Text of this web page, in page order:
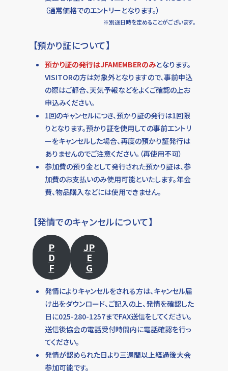
（通常価格でのエントリーとなります。）
※別途日時を定めることがございます。
【預かり証について】
預かり証の発行はJFAMEMBERのみとなります。
VISITORの方は対象外となりますので、事前申込
の際はご都合、天気予報などをよくご確認の上お
申込みください。
1回のキャンセルにつき、預かり証の発行は1回限
りとなります。預かり証を使用しての事前エントリ
ーをキャンセルした場合、再度の預かり証発行は
ありませんのでご注意ください。（再使用不可）
参加費の預り金として発行された預かり証は、参
加費のお支払いのみ使用可能といたします。年会
費、物品購入などには使用できません。
【発情でのキャンセルについて】
P
D
F
JP
E
G
発情によりキャンセルをされる方は、キャンセル届
け出をダウンロード、ご記入の上、発情を確認した
日に025-280-1257までFAX送信をしてください。
送信後協会の電話受付時間内に電話確認を行っ
てください。
発情が認められた日より三週間以上経過後大会
参加可能です。